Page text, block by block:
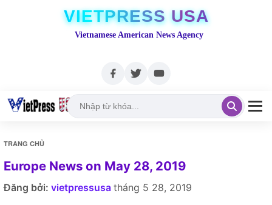
VIETPRESS USA
Vietnamese American News Agency
TRANG CHỦ
Europe News on May 28, 2019
Đăng bởi: vietpressusa tháng 5 28, 2019